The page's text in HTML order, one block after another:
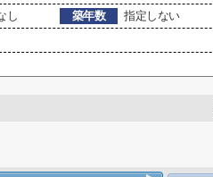
し 築年数
指定しない